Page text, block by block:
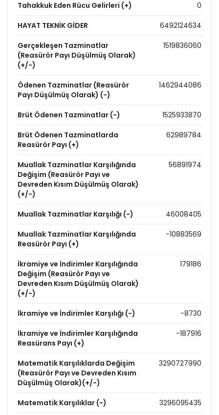
Tahakkuk Eden Rücu Gelirleri (+) 0
HAYAT TEKNİK GİDER 6492124634
Gerçekleşen Tazminatlar
(Reasürör Payı Düşülmüş Olarak)
(+/-)
1519836060
Ödenen Tazminatlar (Reasürör
Payı Düşülmüş Olarak) (-)
1462944086
Brüt Ödenen Tazminatlar (-) 1525933870
Brüt Ödenen Tazminatlarda
Reasürör Payı (+)
62989784
Muallak Tazminatlar Karşılığında
Değişim (Reasürör Payı ve
Devreden Kısım Düşülmüş Olarak)
(+/-)
56891974
Muallak Tazminatlar Karşılığı (-) 46008405
Muallak Tazminatlar Karşılığında
Reasürör Payı (+)
-10883569
İkramiye ve İndirimler Karşılığında
Değişim (Reasürör Payı ve
Devreden Kısım Düşülmüş Olarak)
(+/-)
179186
İkramiye ve İndirimler Karşılığı (-) -8730
İkramiye ve İndirimler Karşılığında
Reasürans Payı (+)
-187916
Matematik Karşılıklarda Değişim
(Reasürör Payı ve Devreden Kısım
Düşülmüş Olarak)(+/-)
3290727990
Matematik Karşılıklar (-) 3296095435